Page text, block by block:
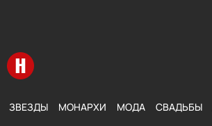
Перейти на главную
ЗВЕЗДЫ МОНАРХИ МОДА СВАДЬБЫ